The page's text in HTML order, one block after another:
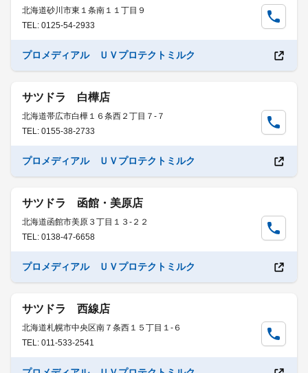
北海道砂川市東１条南１１丁目９
TEL: 0125-54-2933
プロメディアル ＵＶプロテクトミルク
サツドラ 白樺店
北海道帯広市白樺１６条西２丁目７-７
TEL: 0155-38-2733
プロメディアル ＵＶプロテクトミルク
サツドラ 函館・美原店
北海道函館市美原３丁目１３-２２
TEL: 0138-47-6658
プロメディアル ＵＶプロテクトミルク
サツドラ 西線店
北海道札幌市中央区南７条西１５丁目１-６
TEL: 011-533-2541